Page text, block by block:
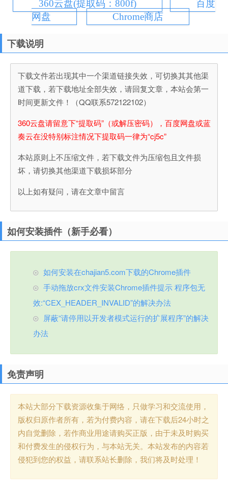
360云盘(提取码：800f)
百度
网盘
Chrome商店
下载说明
下载文件若出现其中一个渠道链接失效，可切换其其他渠
道下载，若下载地址全部失效，请回复文章，本站会第一
时间更新文件！（QQ联系572122102）
360云盘请留意下“提取码”（或解压密码），百度网盘或蓝
奏云在没特别标注情况下提取码一律为“cj5c”
本站原则上不压缩文件，若下载文件为压缩包且文件损
坏，请切换其他渠道下载损坏部分
以上如有疑问，请在文章中留言
如何安装插件（新手必看）
如何安装在chajian5.com下载的Chrome插件
手动拖放crx文件安装Chrome插件提示 程序包无
效:“CEX_HEADER_INVALID”的解决办法
屏蔽“请停用以开发者模式运行的扩展程序”的解决
办法
免责声明
本站大部分下载资源收集于网络，只做学习和交流使用，
版权归原作者所有，若为付费内容，请在下载后24小时之
内自觉删除，若作商业用途请购买正版，由于未及时购买
和付费发生的侵权行为，与本站无关。本站发布的内容若
侵犯到您的权益，请联系站长删除，我们将及时处理！